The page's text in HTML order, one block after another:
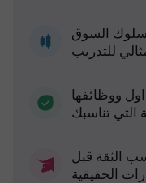
سلوك السوق
للتدريب
ووظائفها
التي تناسبك
الثقة قبل
الحقيقية